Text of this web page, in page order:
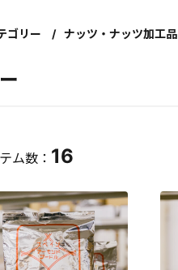
ゴリー ナッツ・ナッツ加工品
ム数： 16